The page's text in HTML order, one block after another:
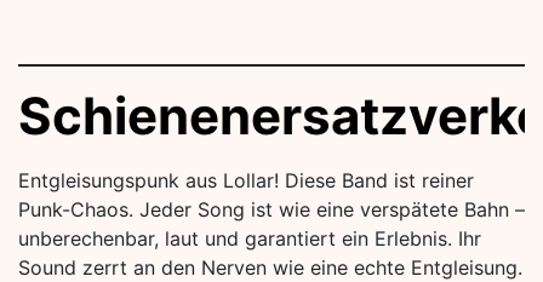
Entgleisungspunk aus Lollar! Diese Band ist reiner
Punk-Chaos. Jeder Song ist wie eine verspätete Bahn –
unberechenbar, laut und garantiert ein Erlebnis. Ihr
Sound zerrt an den Nerven wie eine echte Entgleisung.